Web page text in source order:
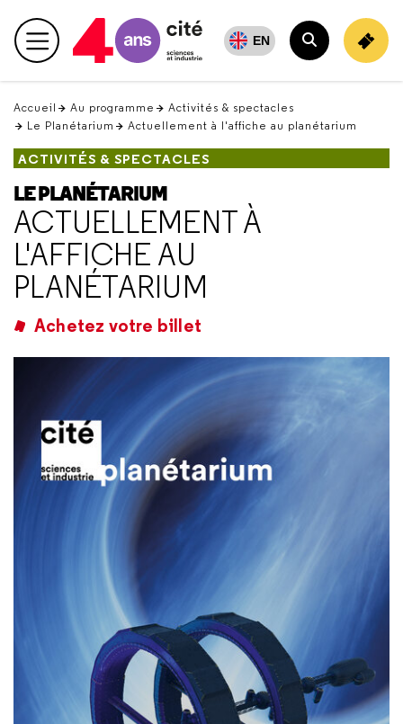
en
haut Menu principal EN
Rechercher
Accueil Au programme
Activités & spectacles
Le Planétarium
Actuellement à l'affiche au planétarium
ACTIVITÉS & SPECTACLES
LE PLANÉTARIUM
ACTUELLEMENT À
L'AFFICHE AU
PLANÉTARIUM
Achetez votre billet